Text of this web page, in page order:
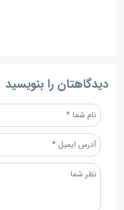
دیدگاهتان را بنویسید